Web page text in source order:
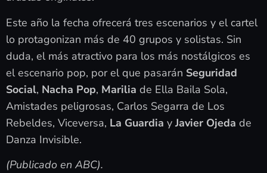
Este año la fecha ofrecerá tres escenarios y el cartel
lo protagonizan más de 40 grupos y solistas. Sin
duda, el más atractivo para los más nostálgicos es
el escenario pop, por el que pasarán Seguridad
Social, Nacha Pop, Marilia de Ella Baila Sola,
Amistades peligrosas, Carlos Segarra de Los
Rebeldes, Viceversa, La Guardia y Javier Ojeda de
Danza Invisible.
(Publicado en ABC).